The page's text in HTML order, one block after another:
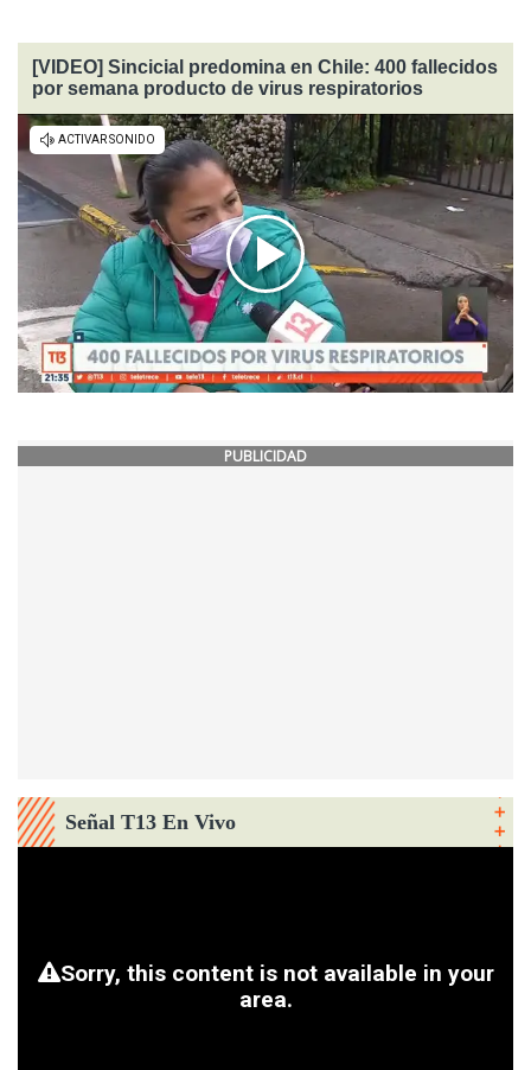
[VIDEO] Sincicial predomina en Chile: 400 fallecidos
por semana producto de virus respiratorios
PUBLICIDAD
Señal T13 En Vivo